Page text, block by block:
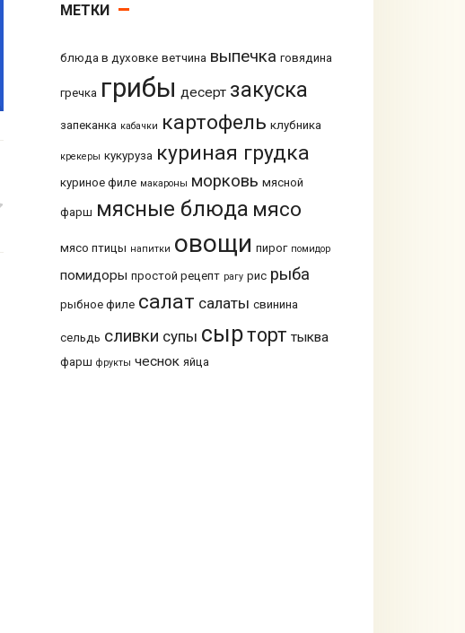
МЕТКИ
блюда в духовке ветчина выпечка говядина
гречка грибы десерт закуска
запеканка кабачки картофель клубника
крекеры кукуруза куриная грудка
куриное филе макароны морковь мясной
фарш мясные блюда мясо
мясо птицы напитки овощи пирог помидор
помидоры простой рецепт рагу рис рыба
рыбное филе салат салаты свинина
сельдь сливки супы сырторт тыква
фарш фрукты чеснок яйца